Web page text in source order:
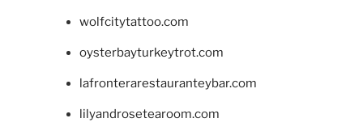
wolfcitytattoo.com
oysterbayturkeytrot.com
lafronterarestauranteybar.com
lilyandrosetearoom.com